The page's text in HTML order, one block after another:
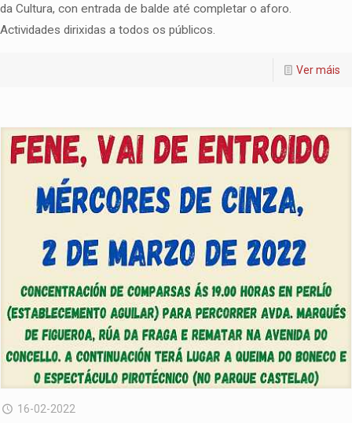
da Cultura, con entrada de balde até completar o aforo.
Actividades dirixidas a todos os públicos.
Ver máis
16-02-2022